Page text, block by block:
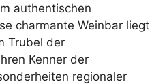
authentischen
charmante Weinbar liegt
Trubel der
Kenner der
regionaler